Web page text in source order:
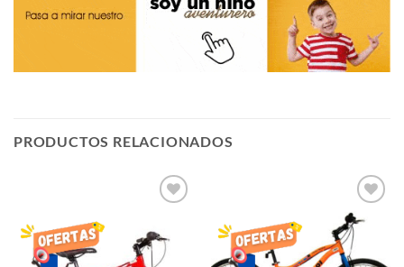
PRODUCTOS RELACIONADOS
LISTA
DE
DESEOS
AÑADIR
LISTA
DE
DESEOS